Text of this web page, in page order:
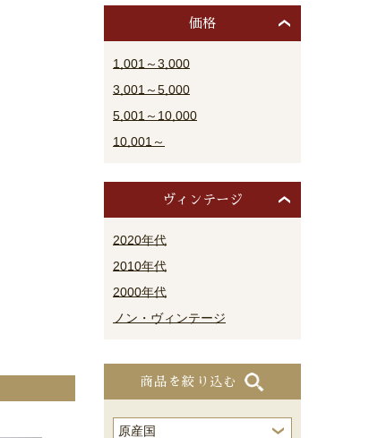
価格
1,001～3,000
3,001～5,000
5,001～10,000
10,001～
ヴィンテージ
2020年代
2010年代
2000年代
ノン・ヴィンテージ
商品を絞り込む